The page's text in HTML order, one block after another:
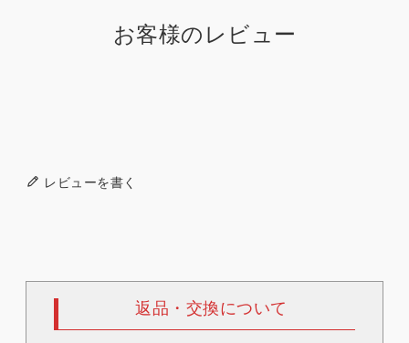
お客様のレビュー
レビューを書く
返品・交換について